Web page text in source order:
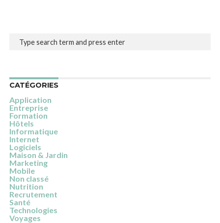
CATÉGORIES
Application
Entreprise
Formation
Hôtels
Informatique
Internet
Logiciels
Maison & Jardin
Marketing
Mobile
Non classé
Nutrition
Recrutement
Santé
Technologies
Voyages